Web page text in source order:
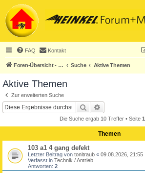
FAQ Kontakt
Foren-Übersicht - ACHTUNG! Neuregistrierung nur noch für Heinkel-Club-Mitglieder! Suche Aktive Themen
Aktive Themen
Zur erweiterten Suche
Suche
Die Suche ergab 10 Treffer • Seite 1
Themen
103 a1 4 gang defekt
Letzter Beitrag von tonitraub « 09.08.2026, 21:55
Verfasst in Technik / Antrieb
Antworten: 2